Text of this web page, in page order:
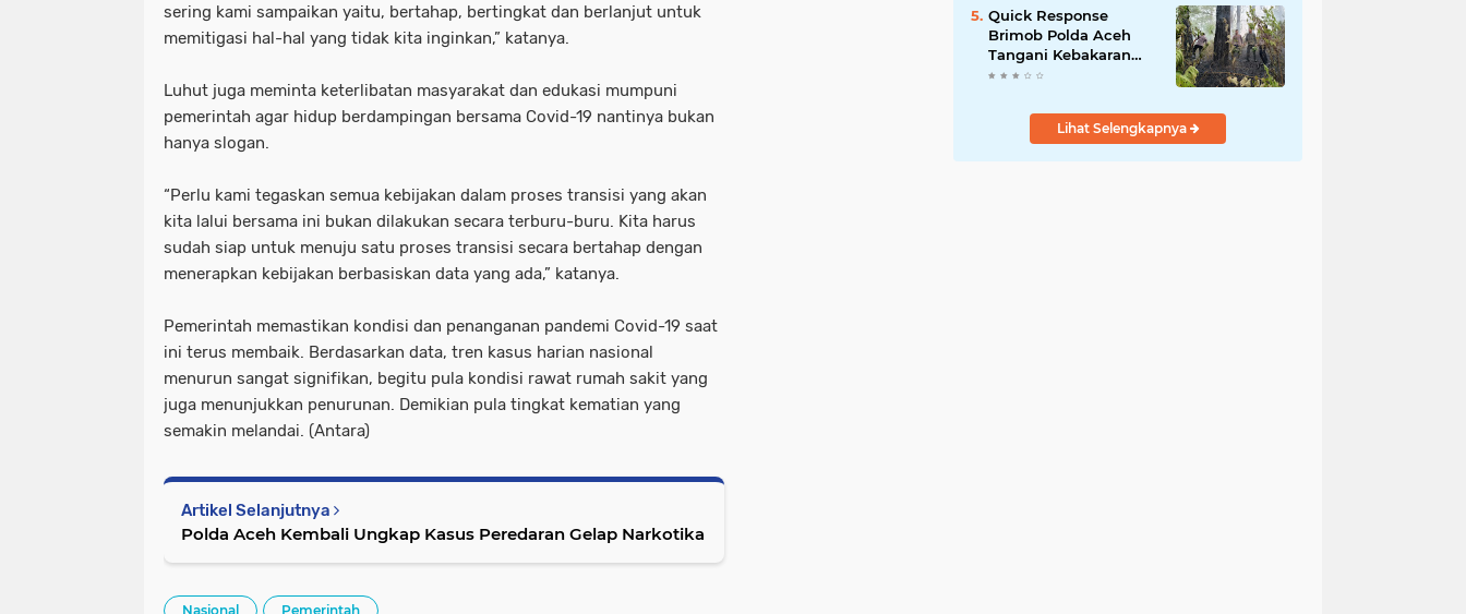
sering kami sampaikan yaitu, bertahap, bertingkat dan berlanjut untuk
memitigasi hal-hal yang tidak kita inginkan,” katanya.
Luhut juga meminta keterlibatan masyarakat dan edukasi mumpuni
pemerintah agar hidup berdampingan bersama Covid-19 nantinya bukan
hanya slogan.
“Perlu kami tegaskan semua kebijakan dalam proses transisi yang akan
kita lalui bersama ini bukan dilakukan secara terburu-buru. Kita harus
sudah siap untuk menuju satu proses transisi secara bertahap dengan
menerapkan kebijakan berbasiskan data yang ada,” katanya.
Pemerintah memastikan kondisi dan penanganan pandemi Covid-19 saat
ini terus membaik. Berdasarkan data, tren kasus harian nasional
menurun sangat signifikan, begitu pula kondisi rawat rumah sakit yang
juga menunjukkan penurunan. Demikian pula tingkat kematian yang
semakin melandai. (Antara)
Artikel Selanjutnya
Polda Aceh Kembali Ungkap Kasus Peredaran Gelap Narkotika
Nasional Pemerintah
Aceh Tenggara
Quick Response
Brimob Polda Aceh
Tangani Kebakaran
Hutan di Lembah
Lihat Selengkapnya